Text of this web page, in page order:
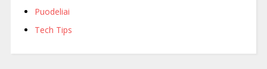
Puodeliai
Tech Tips